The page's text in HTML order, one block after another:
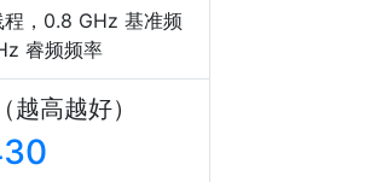
，0.8 GHz 基准频
睿频频率
越高越好）